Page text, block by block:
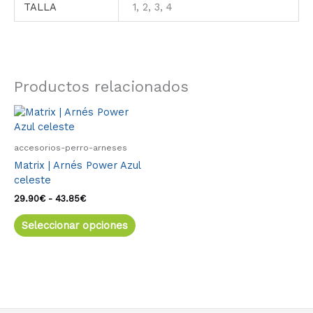
TALLA 1, 2, 3, 4
Productos relacionados
accesorios-perro-arneses
Matrix | Arnés Power Azul
celeste
29.90€ - 43.85€
Rango
desde
hasta
Seleccionar opciones
variantes.
pueden